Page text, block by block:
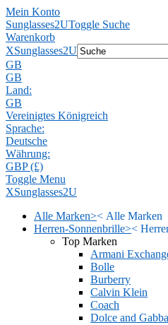
Mein Konto
Sunglasses2UToggle Suche
Warenkorb
XSunglasses2U
GB
GB
Land:
GB
Vereinigtes Königreich
Sprache:
Deutsche
Währung:
GBP (£)
Toggle Menu
XSunglasses2U
Alle Marken>< Alle Marken
Herren-Sonnenbrille><
Top Marken
Armani
Bolle
Burberry
Calvin Klein
Coach
Dolce and